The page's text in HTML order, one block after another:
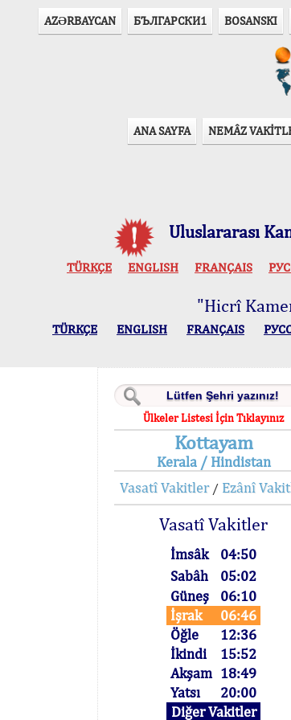
AZӘRBAYCAN БЪЛГАРСКИ1 BOSANSKI
ANA SAYFA NEMÂZ
Uluslararası
TÜRKÇE ENGLISH FRANÇAIS
"Hicrî
TÜRKÇE ENGLISH FRANÇAIS
Ülkeler Listesi İçin Tıklayınız
Kottayam
Kerala / Hindistan
Vasatî Vakitler/ Ezânî
Vasatî Vakitler
İmsâk
04:50
Sabâh
05:02
Güneş
06:10
İşrak
06:46
Öğle
12:36
İkindi
15:52
Akşam 18:49
Yatsı
20:00
Diğer Vakitler